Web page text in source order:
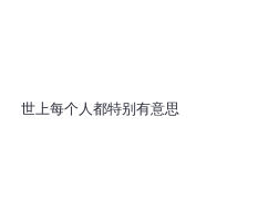
世上每个人都特别有意思